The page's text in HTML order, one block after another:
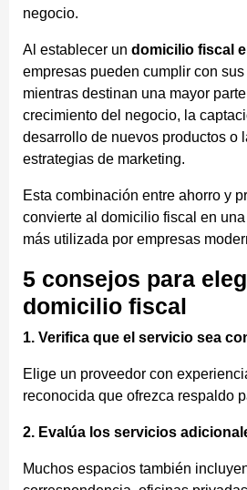
negocio.
Al establecer un domicilio fiscal
empresas pueden cumplir con
mientras destinan una mayor
crecimiento del negocio, la
desarrollo de nuevos productos o
estrategias de marketing.
Esta combinación entre ahorro y
convierte al domicilio fiscal en
más utilizada por empresas
5 consejos para
domicilio fiscal
1. Verifica que el servicio sea
Elige un proveedor con
reconocida que ofrezca respaldo
2. Evalúa los servicios
Muchos espacios también